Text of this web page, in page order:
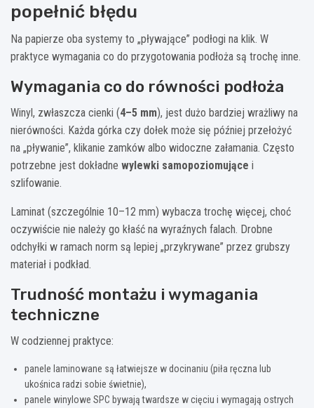
popełnić błędu
Na papierze oba systemy to „pływające” podłogi na klik. W
praktyce wymagania co do przygotowania podłoża są trochę inne.
Wymagania co do równości podłoża
Winyl, zwłaszcza cienki (4–5 mm), jest dużo bardziej wrażliwy na
nierówności. Każda górka czy dołek może się później przełożyć
na „pływanie”, klikanie zamków albo widoczne załamania. Często
potrzebne jest dokładne wylewki samopoziomujące i
szlifowanie.
Laminat (szczególnie 10–12 mm) wybacza trochę więcej, choć
oczywiście nie należy go kłaść na wyraźnych falach. Drobne
odchyłki w ramach norm są lepiej „przykrywane” przez grubszy
materiał i podkład.
Trudność montażu i wymagania
techniczne
W codziennej praktyce:
panele laminowane są łatwiejsze w docinaniu (piła ręczna lub
ukośnica radzi sobie świetnie),
panele winylowe SPC bywają twardsze w cięciu i wymagają ostrych